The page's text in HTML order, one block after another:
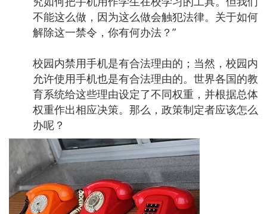
不能这么做，因为这么做会触犯法律。关于如何
解除这一禁令，你有何办法？”
校园内禁用手机是有合法理由的；当然，校园内
允许使用手机也是有合法理由的。世界各国的教
育系统给这些理由设定了不同权重，并根据总体
权重作出相应决策。那么，政策制定者应该怎么
办呢？